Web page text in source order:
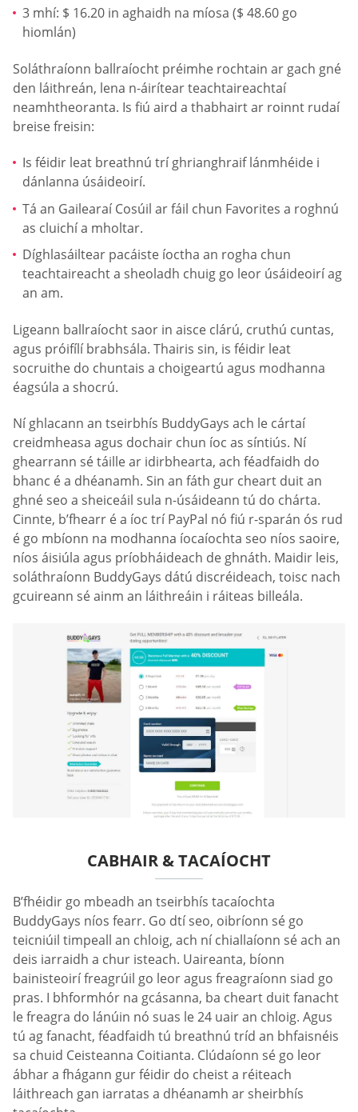
3 mhí: $ 16.20 in aghaidh na míosa ($ 48.60 go
hiomlán)
Soláthraíonn ballraíocht préimhe rochtain ar gach gné
den láithreán, lena n-áirítear teachtaireachtaí
neamhtheoranta. Is fiú aird a thabhairt ar roinnt rudaí
breise freisin:
Is féidir leat breathnú trí ghrianghraif lánmhéide i
dánlanna úsáideoirí.
Tá an Gailearaí Cosúil ar fáil chun Favorites a roghnú
as cluichí a mholtar.
Díghlasáiltear pacáiste íoctha an rogha chun
teachtaireacht a sheoladh chuig go leor úsáideoirí ag
an am.
Ligeann ballraíocht saor in aisce clárú, cruthú cuntas,
agus próifílí brabhsála. Thairis sin, is féidir leat
socruithe do chuntais a choigeartú agus modhanna
éagsúla a shocrú.
Ní ghlacann an tseirbhís BuddyGays ach le cártaí
creidmheasa agus dochair chun íoc as síntiús. Ní
ghearrann sé táille ar idirbhearta, ach féadfaidh do
bhanc é a dhéanamh. Sin an fáth gur cheart duit an
ghné seo a sheiceáil sula n-úsáideann tú do chárta.
Cinnte, b’fhearr é a íoc trí PayPal nó fiú r-sparán ós rud
é go mbíonn na modhanna íocaíochta seo níos saoire,
níos áisiúla agus príobháideach de ghnáth. Maidir leis,
soláthraíonn BuddyGays dátú discréideach, toisc nach
gcuireann sé ainm an láithreáin i ráiteas billeála.
CABHAIR & TACAÍOCHT
B’fhéidir go mbeadh an tseirbhís tacaíochta
BuddyGays níos fearr. Go dtí seo, oibríonn sé go
teicniúil timpeall an chloig, ach ní chiallaíonn sé ach an
deis iarraidh a chur isteach. Uaireanta, bíonn
bainisteoirí freagrúil go leor agus freagraíonn siad go
pras. I bhformhór na gcásanna, ba cheart duit fanacht
le freagra do lánúin nó suas le 24 uair an chloig. Agus
tú ag fanacht, féadfaidh tú breathnú tríd an bhfaisnéis
sa chuid Ceisteanna Coitianta. Clúdaíonn sé go leor
ábhar a fhágann gur féidir do cheist a réiteach
láithreach gan iarratas a dhéanamh ar sheirbhís